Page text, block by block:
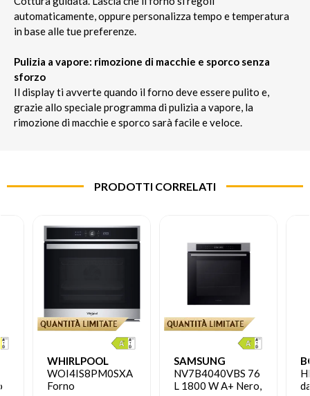
automaticamente, oppure personalizza tempo e temperatura
in base alle tue preferenze.
Pulizia a vapore: rimozione di macchie e sporco senza
sforzo
Il display ti avverte quando il forno deve essere pulito e,
grazie allo speciale programma di pulizia a vapore, la
rimozione di macchie e sporco sarà facile e veloce.
PRODOTTI CORRELATI
WHIRLPOOL
WOI4IS8PM0SXA
Forno
SAMSUNG
NV7B4040VBS 76
L 1800 W A+ Nero,